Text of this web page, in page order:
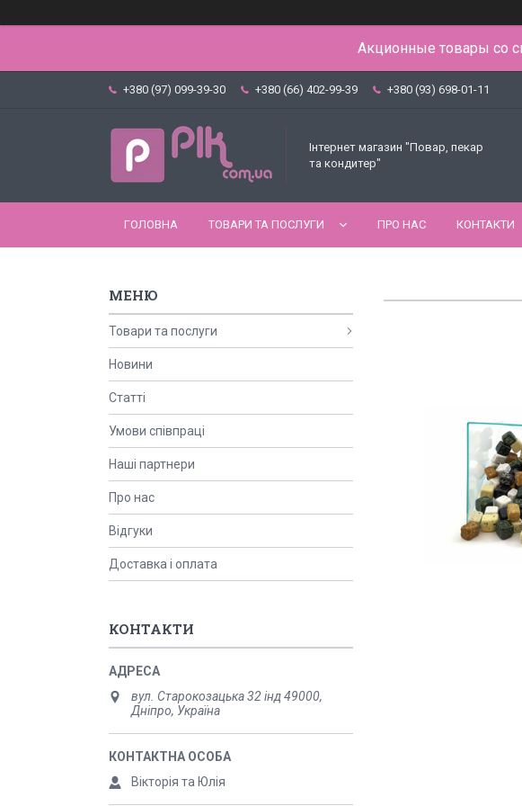
Акционные товары со
+380 (97) 099-39-30 +380 (66) 402-99-39 +380 (93) 698-01-11
Інтернет магазин "Повар, пекар
та кондитер"
ГОЛОВНА ТОВАРИ ТА ПОСЛУГИ ПРО НАС КОНТАКТИ
Товари та послуги
Новини
Статті
Умови співпраці
Наші партнери
Про нас
Відгуки
Доставка і оплата
КОНТАКТИ
вул. Старокозацька 32 інд 49000,
Дніпро, Україна
Вікторія та Юлія